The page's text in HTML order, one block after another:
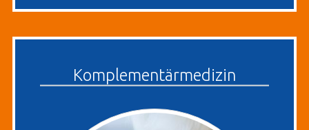
Komplementärmedizin